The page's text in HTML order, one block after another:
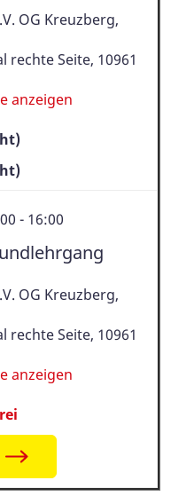
OG Kreuzberg,
rechte Seite, 10961
anzeigen
- 16:00
OG Kreuzberg,
rechte Seite, 10961
anzeigen